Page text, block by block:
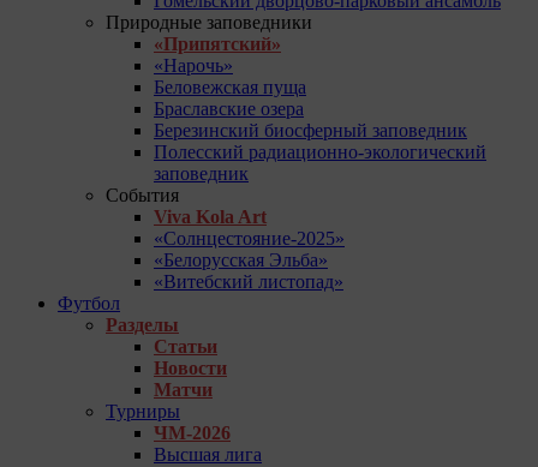
Природные заповедники
«Припятский»
«Нарочь»
Беловежская пуща
Браславские озера
Березинский биосферный заповедник
Полесский радиационно-экологический
заповедник
События
Viva Kola Art
«Солнцестояние-2025»
«Белорусская Эльба»
«Витебский листопад»
Футбол
Разделы
Статьи
Новости
Матчи
Турниры
ЧМ-2026
Высшая лига